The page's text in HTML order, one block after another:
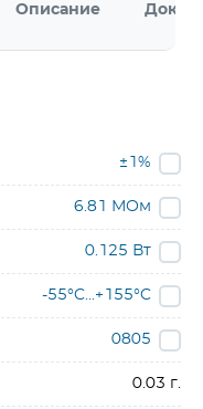
Описание
±1%
6.81 МОм
0.125 Вт
-55°C...+155°C
0805
0.03 г.